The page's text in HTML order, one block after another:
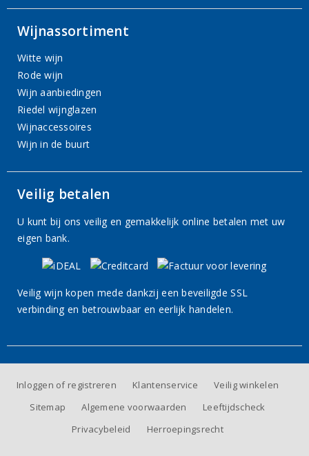
Wijnassortiment
Witte wijn
Rode wijn
Wijn aanbiedingen
Riedel wijnglazen
Wijnaccessoires
Wijn in de buurt
Veilig betalen
U kunt bij ons veilig en gemakkelijk online betalen met uw
eigen bank.
Veilig wijn kopen mede dankzij een beveiligde SSL
verbinding en betrouwbaar en eerlijk handelen.
Inloggen of registreren Klantenservice
Veilig winkelen
Sitemap
Algemene voorwaarden
Leeftijdscheck
Privacybeleid
Herroepingsrecht